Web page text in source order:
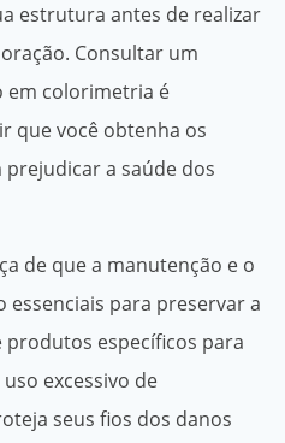
estrutura antes de realizar
Consultar um
em colorimetria é
que você obtenha os
a saúde dos
de que a manutenção e o
essenciais para preservar a
produtos específicos para
excessivo de
seus fios dos danos